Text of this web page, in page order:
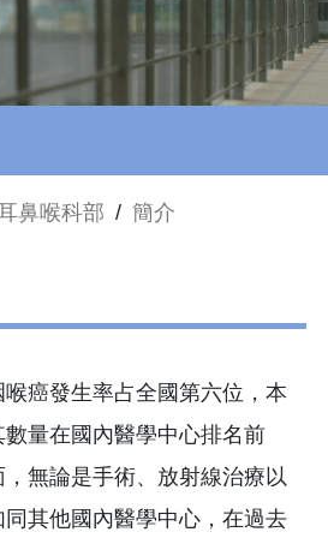
鼻喉科部 / 簡介
癌發生率占全國第六位，本
量在國內醫學中心排名前
無論是手術、放射線治療以
其他國內醫學中心，在過去